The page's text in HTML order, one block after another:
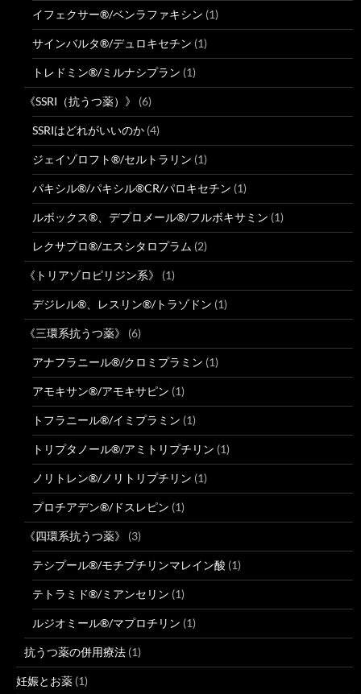
イフェクサー®/ベンラファキシン (1)
サインバルタ®/デュロキセチン (1)
トレドミン®/ミルナシプラン (1)
《SSRI（抗うつ薬）》 (6)
SSRIはどれがいいのか (4)
ジェイゾロフト®/セルトラリン (1)
パキシル®/パキシル®CR/パロキセチン (1)
ルボックス®、デプロメール®/フルボキサミン (1)
レクサプロ®/エスシタロプラム (2)
《トリアゾロピリジン系》 (1)
デジレル®、レスリン®/トラゾドン (1)
《三環系抗うつ薬》 (6)
アナフラニール®/クロミプラミン (1)
アモキサン®/アモキサピン (1)
トフラニール®/イミプラミン (1)
トリプタノール®/アミトリプチリン (1)
ノリトレン®/ノリトリプチリン (1)
プロチアデン®/ドスレピン (1)
《四環系抗うつ薬》 (3)
テシプール®/モチプチリンマレイン酸 (1)
テトラミド®/ミアンセリン (1)
ルジオミール®/マプロチリン (1)
抗うつ薬の併用療法 (1)
妊娠とお薬 (1)